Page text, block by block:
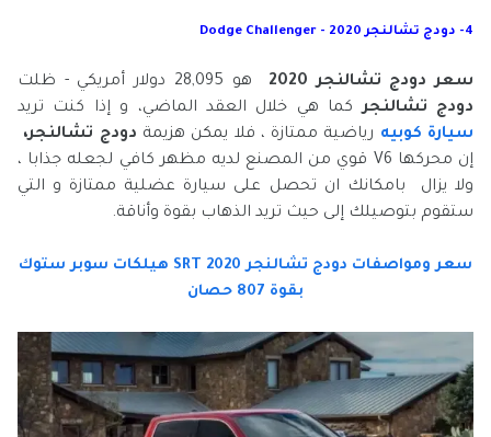
4- دودج تشالنجر 2020 - Dodge Challenger
سعر دودج تشالنجر 2020
هو 28,095 دولار أمريكي - ظلت
دودج تشالنجركما هي خلال العقد الماضي، و إذا كنت تريد
سيارة كوبيه رياضية ممتازة ، فلا يمكن هزيمة دودج تشالنجر،
إن محركها V6 قوي من المصنع لديه مظهر كافي لجعله جذابا ،
ولا يزال بامكانك ان تحصل على سيارة عضلية ممتازة و التي
ستقوم بتوصيلك إلى حيث تريد الذهاب بقوة وأناقة.
سعر ومواصفات دودج تشالنجر SRT 2020 هيلكات سوبر ستوك
بقوة 807 حصان